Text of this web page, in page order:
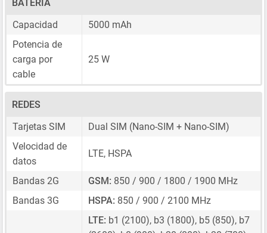
BATERÍA
Capacidad
5000 mAh
Potencia de
carga por
cable
25 W
REDES
Tarjetas SIM
Dual SIM (Nano-SIM + Nano-SIM)
Velocidad de
datos
LTE, HSPA
Bandas 2G GSM: 850 / 900 / 1800 / 1900 MHz
Bandas 3G
HSPA: 850 / 900 / 2100 MHz
LTE: b1 (2100), b3 (1800), b5 (850), b7